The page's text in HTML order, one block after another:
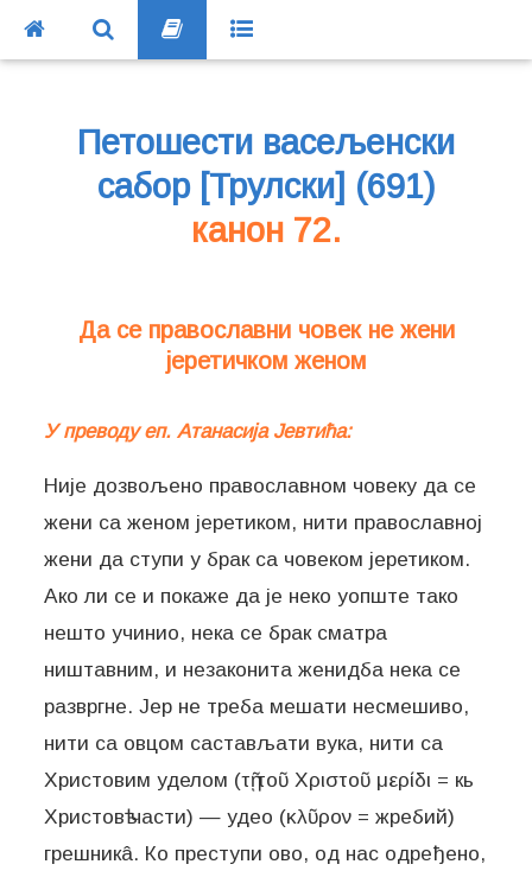
Петошести васељенски
сабор [Трулски] (691)
канон 72.
Да се православни човек не жени
јеретичком женом
У преводу еп. Атанасија Јевтића:
Није дозвољено православном човеку да се
жени са женом јеретиком, нити православној
жени да ступи у брак са човеком јеретиком.
Ако ли се и покаже да је неко уопште тако
нешто учинио, нека се брак сматра
ништавним, и незаконита женидба нека се
развргне. Јер не треба мешати несмешиво,
нити са овцом састављати вука, нити са
Христовим уделом (τῇ τοῦ Χριστοῦ μερίδι = кь
Христовѣ части) — удео (κλῦρον = жребий)
грешникâ. Ко преступи ово, од нас одређено,